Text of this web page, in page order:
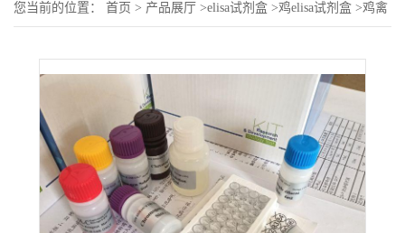
您当前的位置： 首页 > 产品展厅 >elisa试剂盒 >鸡elisa试剂盒 >鸡禽